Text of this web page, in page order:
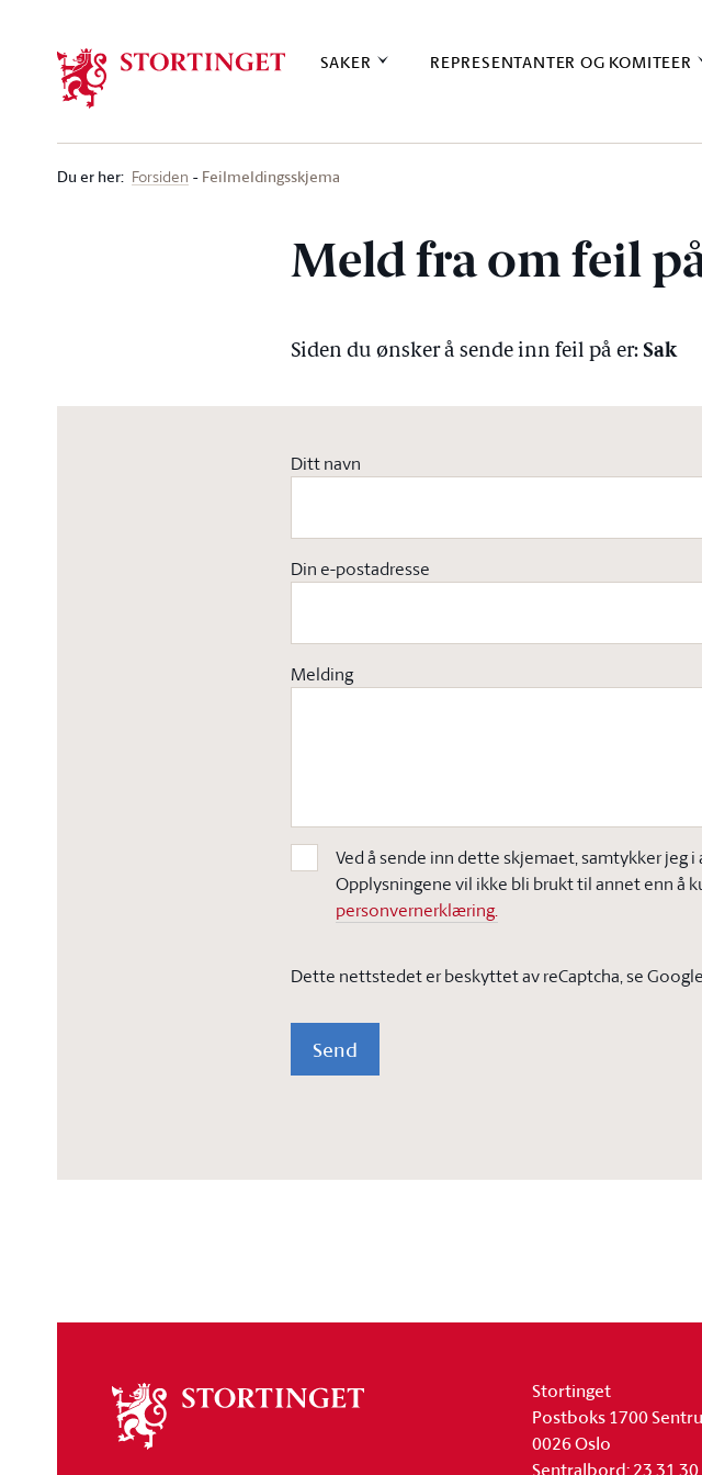
SAKER REPRESENTANTER OG KOMITEER
Du er her: Forsiden Feilmeldingsskjema
Meld fra om feil
Siden du ønsker å sende inn feil på er: Sak
Ditt navn
Din e-postadresse
Melding
Ved å sende inn dette skjemaet, samtykker jeg
Opplysningene vil ikke bli brukt til annet enn å
personvernerklæring.
Dette nettstedet er beskyttet av reCaptcha, se
Send
stortinget
Stortinget
Postboks 1700
0026 Oslo
Sentralbord: 23 31